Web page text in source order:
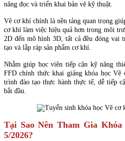
năng đọc và triển khai bản vẽ kỹ thuật.
Vẽ cơ khí chính là nền tảng quan trọng
cơ khí làm việc hiệu quả hơn trong môi
2D đến mô hình 3D, tất cả đều đóng vai
tạo và lắp ráp sản phẩm cơ khí.
Nhằm giúp học viên tiếp cận kỹ năng
FFD chính thức khai giảng khóa học Vẽ
trình đào tạo thực hành thực tế, dễ tiếp
bắt đầu.
Tại Sao Nên Tham Gia
5/2026?